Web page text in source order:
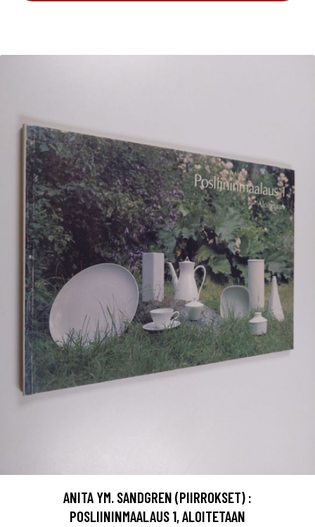
ANITA YM. SANDGREN (PIIRROKSET) :
POSLIININMAALAUS 1, ALOITETAAN